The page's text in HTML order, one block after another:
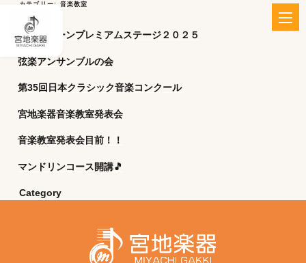
カテゴリー: 音楽教室
エレクトーンプレミアムステージ２０２５
弦楽アンサンブルの会
第35回日本クラシック音楽コンクール
宮地楽器音楽教室発表会
音楽教室発表会目前！！
マンドリンコース開講🎵
Category